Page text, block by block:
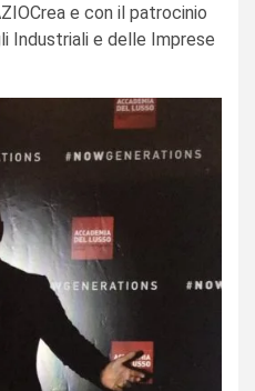
e con il patrocinio
Industriali e delle Imprese